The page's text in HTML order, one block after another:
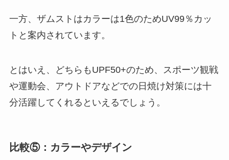
一方、ザムストはカラーは1色のためUV99％カッ
トと案内されています。
とはいえ、どちらもUPF50+のため、スポーツ観戦
や運動会、アウトドアなどでの日焼け対策には十
分活躍してくれるといえるでしょう。
比較⑤：カラーやデザイン